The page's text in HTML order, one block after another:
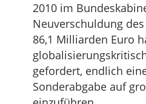
2010 im
Neuverschuldung
86,1 Milliarden Euro
gefordert, endlich
Sonderabgabe auf